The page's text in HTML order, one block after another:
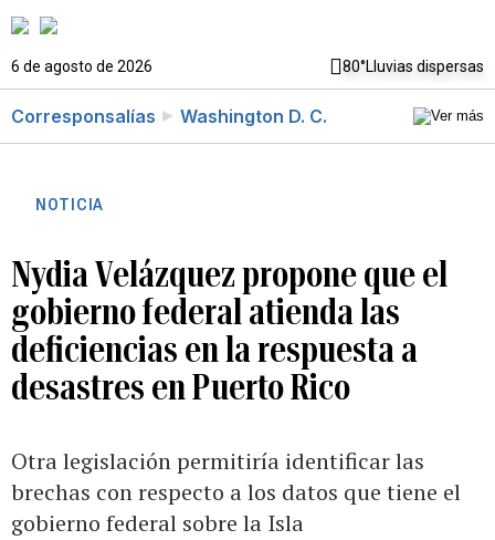
6 de agosto de 2026 80°Lluvias dispersas
Corresponsalías Washington D. C.
NOTICIA
Nydia Velázquez propone que el
gobierno federal atienda las
deficiencias en la respuesta a
desastres en Puerto Rico
Otra legislación permitiría identificar las
brechas con respecto a los datos que tiene el
gobierno federal sobre la Isla